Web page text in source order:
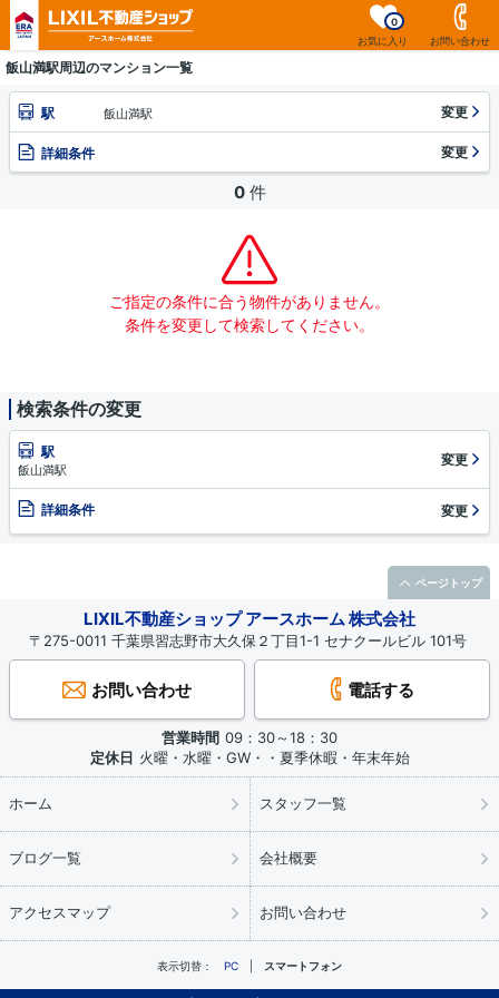
お気に入り
0
お問い合わせ
飯山満駅周辺のマンション一覧
駅 飯山満駅 変更
詳細条件 変更
0 件
ご指定の条件に合う物件がありません。
条件を変更して検索してください。
検索条件の変更
駅
飯山満駅
変更
詳細条件 変更
LIXIL不動産ショップ アースホーム 株式会社
〒275-0011 千葉県習志野市大久保２丁目1-1 セナクールビル 101号
お問い合わせ 電話する
営業時間 09：30～18：30
定休日 火曜・水曜・GW・・夏季休暇・年末年始
ホーム スタッフ一覧
ブログ一覧 会社概要
アクセスマップ お問い合わせ
表示切替： PC スマートフォン
ページトップ